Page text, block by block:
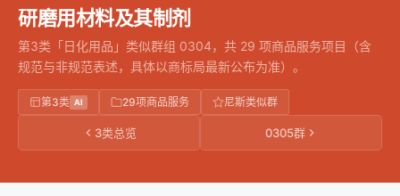
研磨用材料及其制剂
第3类「日化用品」类似群组 0304，共 29 项商品服务项目（含
规范与非规范表述，具体以商标局最新公布为准）。
第3类 AI 29项商品服务 尼斯类似群
3类总览 0305群